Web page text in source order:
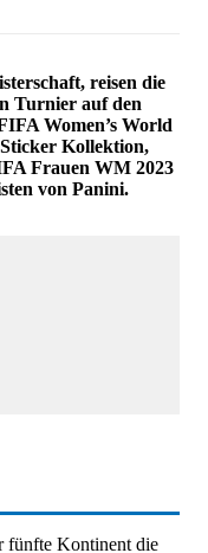
reisen die
Turnier auf den
Women’s World
Kollektion,
Frauen WM 2023
von Panini.
fünfte Kontinent die